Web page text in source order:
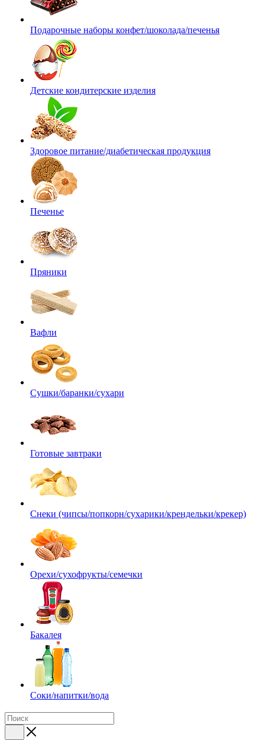
Подарочные наборы конфет/шоколада/печенья
Детские кондитерские изделия
Здоровое питание/диабетическая продукция
Печенье
Пряники
Вафли
Сушки/баранки/сухари
Готовые завтраки
Снеки (чипсы/попкорн/сухарики/крендельки/крекер)
Орехи/сухофрукты/семечки
Бакалея
Соки/напитки/вода